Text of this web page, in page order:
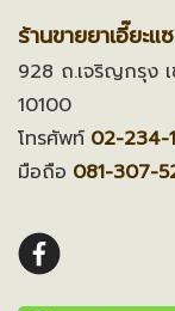
ร้านขายยาเอี๊ยะแซ
928 ถ.เจริญกรุง
10100
โทรศัพท์ 02-234-
มือถือ 081-307-